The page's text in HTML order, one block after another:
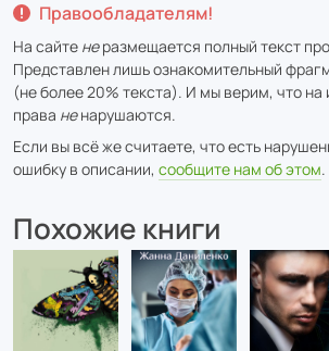
Правообладателям!
На сайте неразмещается полный текст
Представлен лишь ознакомительный
(не более 20% текста). И мы верим, что на
права ненарушаются.
Если вы всё же считаете, что есть
ошибку в описании, сообщите нам об этом.
Похожие книги